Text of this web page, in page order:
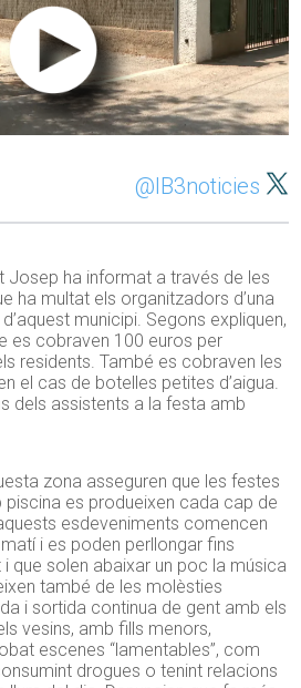
@IB3noticies
Josep ha informat a través de les
ha multat els organitzadors d’una
municipi. Segons expliquen,
es cobraven 100 euros per
residents. També es cobraven les
el cas de botelles petites d’aigua.
dels assistents a la festa amb
zona asseguren que les festes
es produeixen cada cap de
esdeveniments comencen
i es poden perllongar fins
que solen abaixar un poc la música
també de les molèsties
i sortida continua de gent amb els
vesins, amb fills menors,
escenes “lamentables”, com
drogues o tenint relacions